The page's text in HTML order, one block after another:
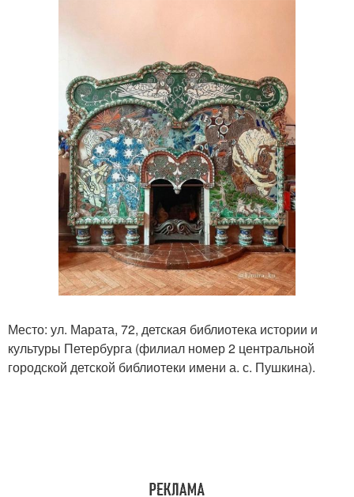
Место: ул. Марата, 72, детская библиотека истории и
культуры Петербурга (филиал номер 2 центральной
городской детской библиотеки имени а. с. Пушкина).